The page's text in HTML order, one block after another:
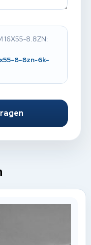
16X55-8.8ZN:
8-8zn-6k-